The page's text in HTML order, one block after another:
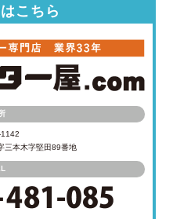
こちら
三本木字堅田89番地